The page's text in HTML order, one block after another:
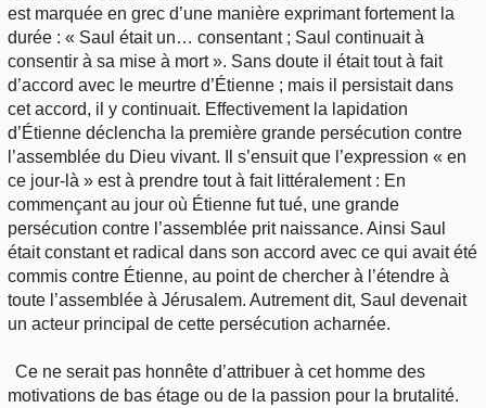
est marquée en grec d’une manière exprimant fortement la
durée : « Saul était un… consentant ; Saul continuait à
consentir à sa mise à mort ». Sans doute il était tout à fait
d’accord avec le meurtre d’Étienne ; mais il persistait dans
cet accord, il y continuait. Effectivement la lapidation
d’Étienne déclencha la première grande persécution contre
l’assemblée du Dieu vivant. Il s’ensuit que l’expression « en
ce jour-là » est à prendre tout à fait littéralement : En
commençant au jour où Étienne fut tué, une grande
persécution contre l’assemblée prit naissance. Ainsi Saul
était constant et radical dans son accord avec ce qui avait été
commis contre Étienne, au point de chercher à l’étendre à
toute l’assemblée à Jérusalem. Autrement dit, Saul devenait
un acteur principal de cette persécution acharnée.
Ce ne serait pas honnête d’attribuer à cet homme des
motivations de bas étage ou de la passion pour la brutalité.